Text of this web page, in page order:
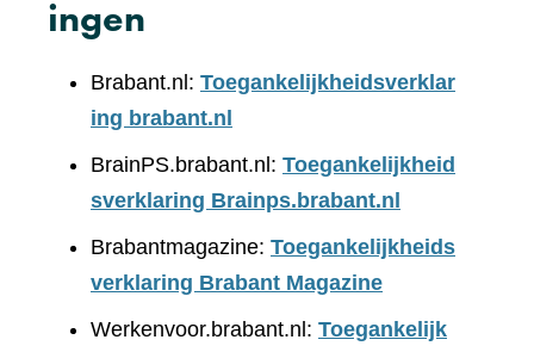
ingen
Brabant.nl: Toegankelijkheidsverklar
ing brabant.nl
BrainPS.brabant.nl: Toegankelijkheid
sverklaring Brainps.brabant.nl
Brabantmagazine: Toegankelijkheids
verklaring Brabant Magazine
Werkenvoor.brabant.nl: Toegankelijk